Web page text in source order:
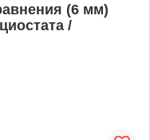
(6 мм)
/